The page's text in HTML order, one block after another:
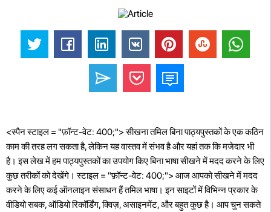
<स्पैन स्टाइल = "फ़ॉन्ट-वेट: 400;"> सीखना तमिल बिना पाठ्यपुस्तकों के एक कठिन
काम की तरह लग सकता है, लेकिन यह वास्तव में संभव है और यहां तक ​​कि मजेदार भी
है। इस लेख में हम पाठ्यपुस्तकों का उपयोग किए बिना भाषा सीखने में मदद करने के लिए
कुछ तरीकों को देखेंगे। स्टाइल = "फ़ॉन्ट-वेट: 400;"> आज आपको सीखने में मदद
करने के लिए कई ऑनलाइन संसाधन हैं तमिल भाषा। इन साइटों में विभिन्न प्रकार के
वीडियो सबक, ऑडियो रिकॉर्डिंग, क्विज़, असाइनमेंट, और बहुत कुछ है। आप चुन सकते